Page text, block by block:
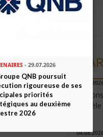
Un
- 29.07.2026
QNB poursuit
rigoureuse de ses
priorités
au deuxième
2026